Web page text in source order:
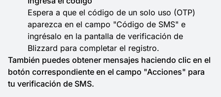
Espera a que el código de un solo uso (OTP)
aparezca en el campo "Código de SMS" e
ingrésalo en la pantalla de verificación de
Blizzard para completar el registro.
También puedes obtener mensajes haciendo clic en el
botón correspondiente en el campo "Acciones" para
tu verificación de SMS.